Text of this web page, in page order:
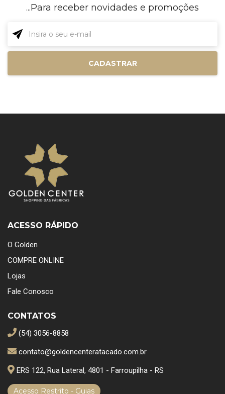
...Para receber novidades e promoções
CADASTRAR
ACESSO RÁPIDO
O Golden
COMPRE ONLINE
Lojas
Fale Conosco
CONTATOS
(54) 3056-8858
contato@goldencenteratacado.com.br
ERS 122, Rua Lateral, 4801 - Farroupilha - RS
Acesso Restrito - Guias